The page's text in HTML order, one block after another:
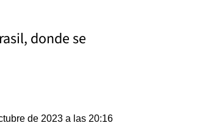
donde se
de 2023 a las 20:16